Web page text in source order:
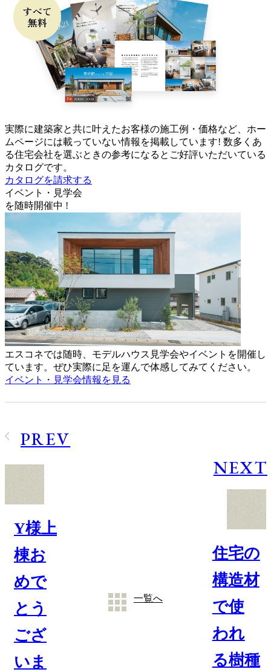
実際に建築家と共に叶えたお客様の施工例・価格など、ホー
ムページには載っていない情報を掲載しています! 数多くあ
る住宅会社を選ぶときの参考になるとご好評いただいている
カタログです。
カタログを請求する
イベント・見学会
を随時開催中 !
エスコネでは随時、モデルハウス見学会やイベントを開催し
ています。ぜひ実際に足を運んで体感してみてください。
イベント・見学会情報を見る
PREV
Y様上
棟お
めで
とう
ござ
いま
一覧へ
NEXT
住宅の
構造材
で使
われ
る樹種